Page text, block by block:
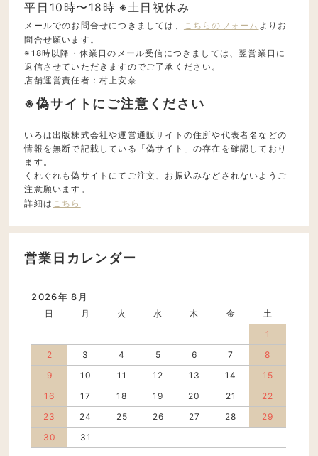
平日10時〜18時 ※土日祝休み
メールでのお問合せにつきましては、 こちらのフォーム よりお
問合せ願います。
※18時以降・休業日のメール受信につきましては、翌営業日に
返信させていただきますのでご了承ください。
店舗運営責任者：村上安奈
※偽サイトにご注意ください
いろは出版株式会社や運営通販サイトの住所や代表者名などの
情報を無断で記載している「偽サイト」の存在を確認しており
ます。
くれぐれも偽サイトにてご注文、お振込みなどされないようご
注意願います。
詳細は こちら
営業日カレンダー
2026年 8月
日 月 火 水 木 金
土
1
2
3 4 5 6 7
8
9
10 11 12 13 14
15
16
17 18 19 20 21
22
23
24 25 26 27 28
29
30
31